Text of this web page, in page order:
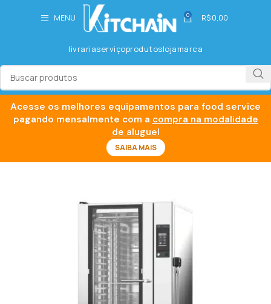
MENU 0 R$0,00
livrariaserviçoprodutoslojamarca
Acesse os melhores equipamentos para food service
pagando mensalmente com a compra na modalidade
de aluguel
SAIBA MAIS